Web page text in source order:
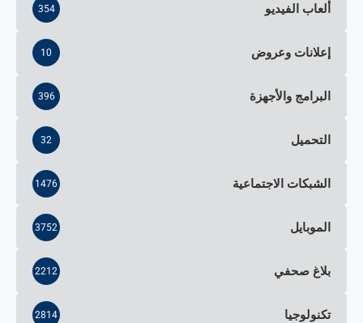
ألعاب الفيديو 354
إعلانات وعروض 10
البرامج والأجهزة 396
التحميل 32
الشبكات الاجتماعية 1476
الموبايل 3752
بلاغ صحفي 2212
تكنولوجيا 2814